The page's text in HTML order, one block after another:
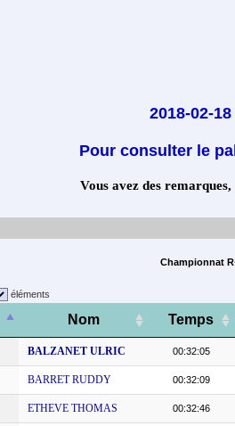
2018-02-
Pour consulter le
Vous avez des
Championnat
éléments
Nom Temps
BALZANET ULRIC 00:32:05
BARRET RUDDY 00:32:09
ETHEVE THOMAS 00:32:46